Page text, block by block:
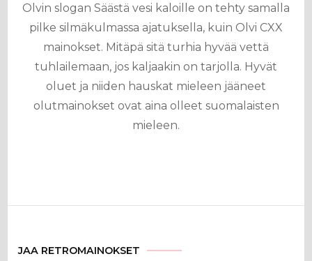
Olvin slogan Säästä vesi kaloille on tehty samalla
pilke silmäkulmassa ajatuksella, kuin Olvi CXX
mainokset. Mitäpä sitä turhia hyvää vettä
tuhlailemaan, jos kaljaakin on tarjolla. Hyvät
oluet ja niiden hauskat mieleen jääneet
olutmainokset ovat aina olleet suomalaisten
mieleen.
JAA RETROMAINOKSET